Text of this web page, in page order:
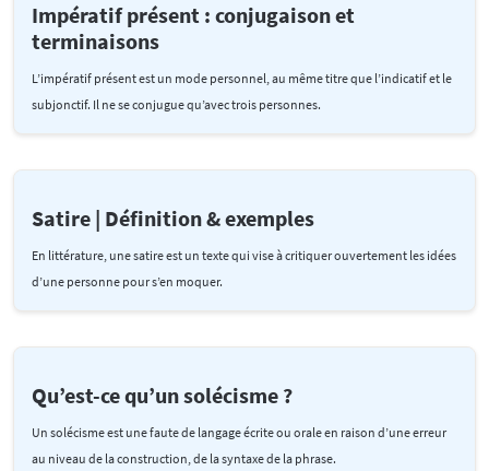
Impératif présent : conjugaison et
terminaisons
L’impératif présent est un mode personnel, au même titre que l’indicatif et le
subjonctif. Il ne se conjugue qu’avec trois personnes.
Satire | Définition & exemples
En littérature, une satire est un texte qui vise à critiquer ouvertement les idées
d’une personne pour s’en moquer.
Qu’est-ce qu’un solécisme ?
Un solécisme est une faute de langage écrite ou orale en raison d’une erreur
au niveau de la construction, de la syntaxe de la phrase.